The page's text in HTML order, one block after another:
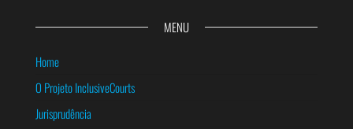
MENU
Home
O Projeto InclusiveCourts
Jurisprudência